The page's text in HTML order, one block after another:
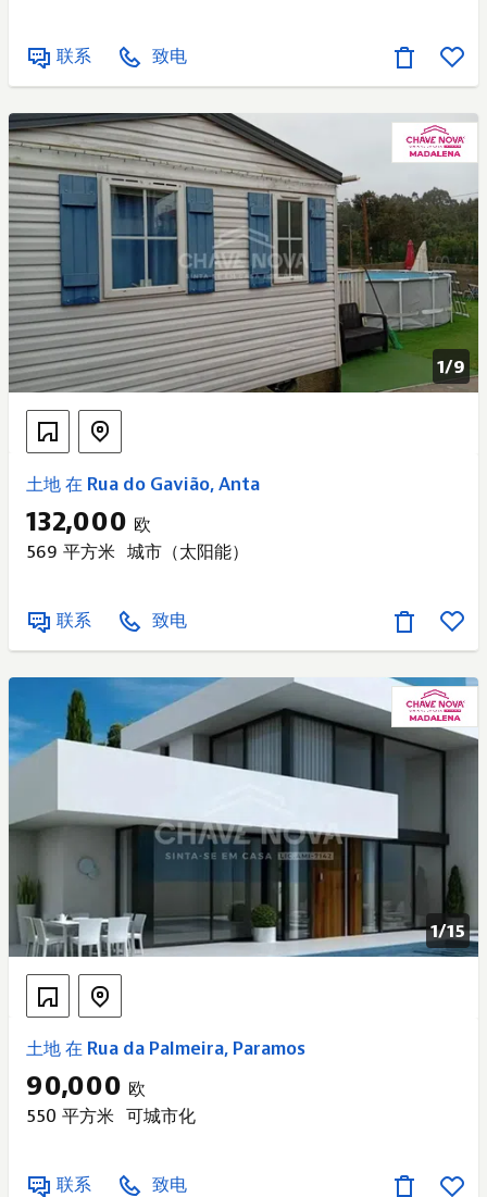
联系 致电
1/9
土地 在 Rua do Gavião, Anta
132,000 欧
569 平方米 城市（太阳能）
联系 致电
1/15
土地 在 Rua da Palmeira, Paramos
90,000 欧
550 平方米 可城市化
联系 致电